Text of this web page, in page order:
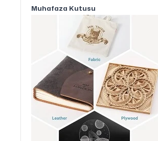
Muhafaza Kutusu